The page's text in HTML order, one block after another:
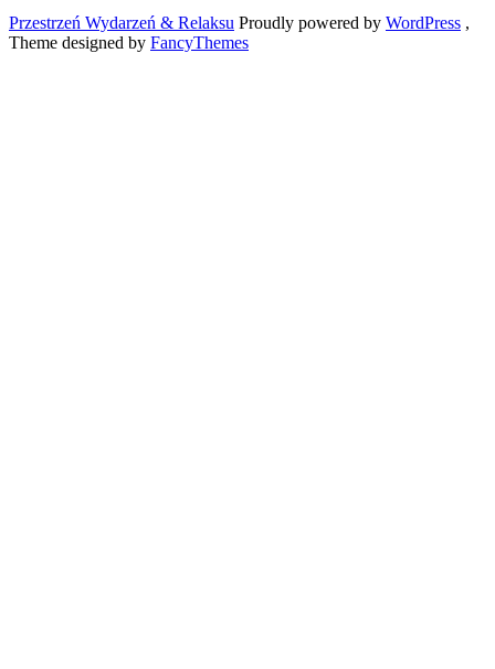
Przestrzeń Wydarzeń & Relaksu Proudly powered by WordPress ,
Theme designed by FancyThemes